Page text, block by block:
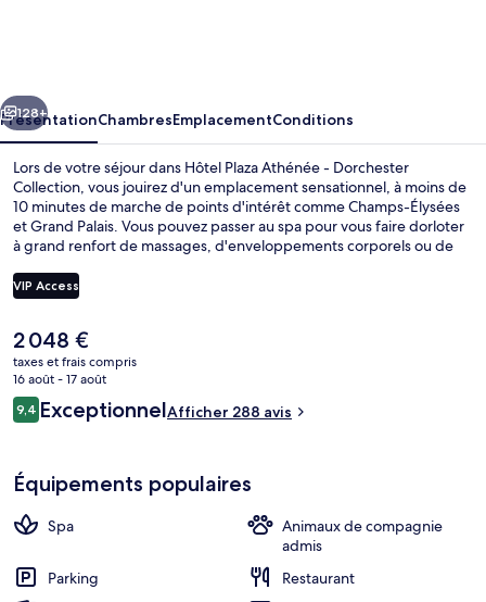
Dorchester
Collection
Suivant
128+
PrésentationChambresEmplacementConditions
Lors de votre séjour dans Hôtel Plaza Athénée - Dorchester
Collection, vous jouirez d'un emplacement sensationnel, à moins de
10 minutes de marche de points d'intérêt comme Champs-Élysées
et Grand Palais. Vous pouvez passer au spa pour vous faire dorloter
à grand renfort de massages, d'enveloppements corporels ou de
l'établissement Jean Imbert Plaza Athénée, un des 5 restaurants,
sert des spécialités Cuisine française et est ouvert pour le déjeuner
trouve un bar / salon, une salle de fitness et une terrasse, l'idéal
pour des vacances sans soucis. Les transports publics se situent à
une courte distance à pied : Station de métro Alma - Marceau est à
5 min et Station de métro Franklin D. Roosevelt, à 5 min.
VIP Access
Le
prix
actuel
est
de
2 048 €
taxes et frais compris
16 août - 17 août
Avis
voyageurs
9,49,4 sur 10
ExceptionnelAfficher 288 avis
Équipements populaires
Spa
Animaux de compagnie
admis
Parking
Restaurant